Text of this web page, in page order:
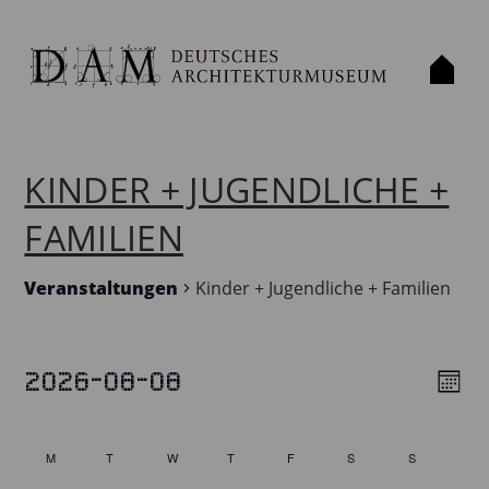
KINDER + JUGENDLICHE +
FAMILIEN
Veranstaltungen Kinder + Jugendliche + Familien
VERANSTALTUNGEN
2026-08-08
date.
CALENDAR
M
T
W
T
F
S
S